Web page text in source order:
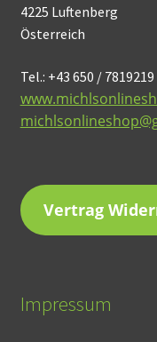
4225 Luftenberg
Österreich
Tel.: +43 650 / 7819219
Vertrag
Impressum